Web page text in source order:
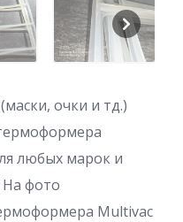
очки и тд.)
любых марок и
фото
Multivac